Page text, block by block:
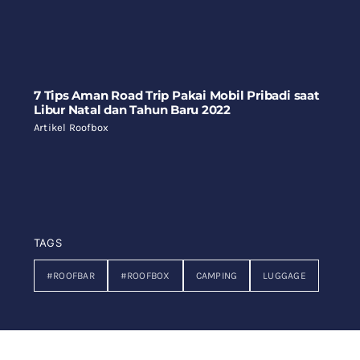
7 Tips Aman Road Trip Pakai Mobil Pribadi saat
Libur Natal dan Tahun Baru 2022
Artikel Roofbox
TAGS
#ROOFBAR #ROOFBOX CAMPING LUGGAGE